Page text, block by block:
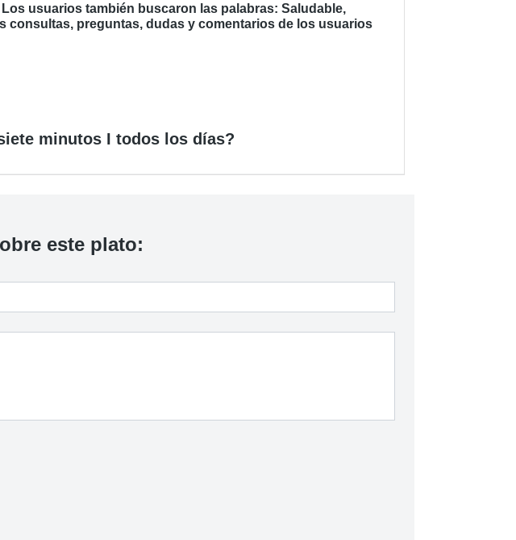
usuarios también buscaron las palabras: Saludable,
consultas, preguntas, dudas y comentarios de los usuarios
minutos I todos los días?
este plato: